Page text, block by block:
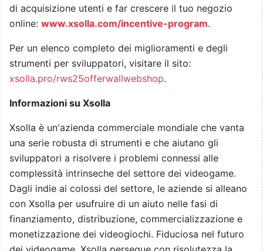
di acquisizione utenti e far crescere il tuo negozio
online: www.xsolla.com/incentive-program.
Per un elenco completo dei miglioramenti e degli
strumenti per sviluppatori, visitare il sito:
xsolla.pro/rws25offerwallwebshop.
Informazioni su Xsolla
Xsolla è un'azienda commerciale mondiale che vanta
una serie robusta di strumenti e che aiutano gli
sviluppatori a risolvere i problemi connessi alle
complessità intrinseche del settore dei videogame.
Dagli indie ai colossi del settore, le aziende si alleano
con Xsolla per usufruire di un aiuto nelle fasi di
finanziamento, distribuzione, commercializzazione e
monetizzazione dei videogiochi. Fiduciosa nel futuro